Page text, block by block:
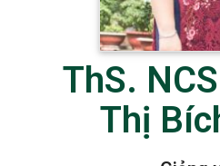
ThS.
Thị